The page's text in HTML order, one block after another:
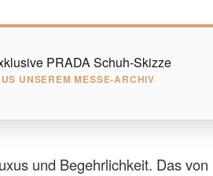
UNSEREM MESSE-ARCHIV
und Begehrlichkeit. Das von